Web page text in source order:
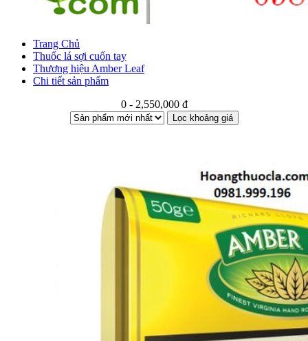
Trang Chủ
Thuốc lá sợi cuốn tay
Thương hiệu Amber Leaf
Chi tiết sản phẩm
0 - 2,550,000 đ
Lọc khoảng giá